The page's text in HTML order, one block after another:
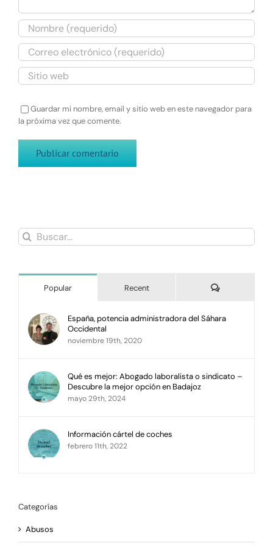
Guardar mi nombre, email y sitio web en este navegador para
la próxima vez que comente.
Buscar:
Popular Recent Comments
España, potencia administradora del Sáhara
Occidental
noviembre 19th, 2020
Qué es mejor: Abogado laboralista o sindicato –
Descubre la mejor opción en Badajoz
mayo 29th, 2024
Información cártel de coches
febrero 11th, 2022
Categorías
Abusos